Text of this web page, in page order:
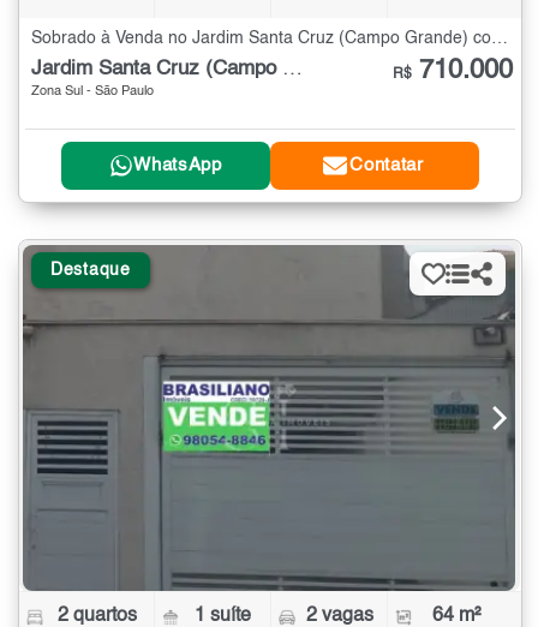
Jardim Santa Cruz (Campo Grande)
Zona Sul - São Paulo
R$ 710.000
WhatsApp Contatar
Destaque
2 quartos 1 suíte 2 vagas 64 m²